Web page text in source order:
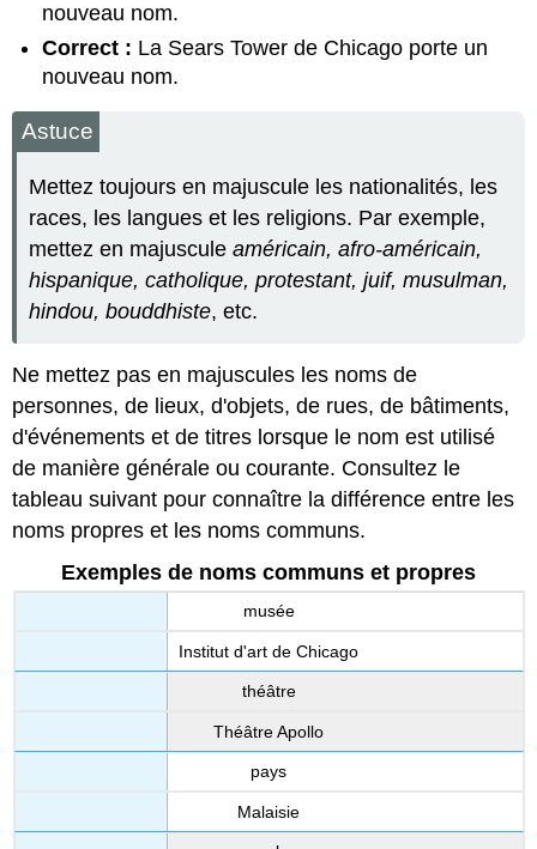
nouveau nom.
Correct : La Sears Tower de Chicago porte un
nouveau nom.
Astuce
Mettez toujours en majuscule les nationalités, les
races, les langues et les religions. Par exemple,
mettez en majusculeaméricain, afro-américain,
hispanique, catholique, protestant, juif, musulman,
hindou, bouddhiste, etc.
Ne mettez pas en majuscules les noms de
personnes, de lieux, d'objets, de rues, de bâtiments,
d'événements et de titres lorsque le nom est utilisé
de manière générale ou courante. Consultez le
tableau suivant pour connaître la différence entre les
noms propres et les noms communs.
Exemples de noms communs et propres
musée
Institut d'art de Chicago
théâtre
Théâtre Apollo
pays
Malaisie